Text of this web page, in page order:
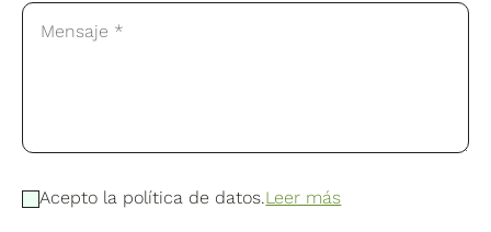
Acepto la política de datos.Leer más